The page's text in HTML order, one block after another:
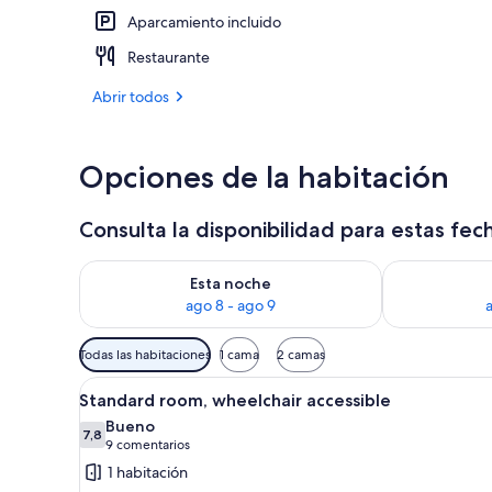
Aparcamiento incluido
Restaurante
Abrir todos
Opciones de la habitación
Consulta la disponibilidad para estas
Esta noche
ago 8 - ago 9
Consulta la disponibilidad para esta noche, ago 8 -
Consulta la
Filtros
disponibles
para
las
habitaciones
Todas las habitaciones 1 cama 2 camas
Abrir
todas
las
fotos
Una habitación de hotel con
4
Standard room, wheelchair accessible
7,87,8 de 10
Bueno
9 comentarios
(9 comentarios)
1 habitación